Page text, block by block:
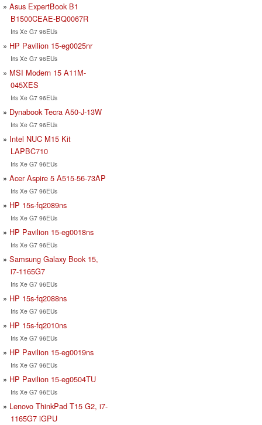
Asus ExpertBook B1
B1500CEAE-BQ0067R
Iris Xe G7 96EUs
HP Pavilion 15-eg0025nr
Iris Xe G7 96EUs
MSI Modern 15 A11M-
045XES
Iris Xe G7 96EUs
Dynabook Tecra A50-J-13W
Iris Xe G7 96EUs
Intel NUC M15 Kit
LAPBC710
Iris Xe G7 96EUs
Acer Aspire 5 A515-56-73AP
Iris Xe G7 96EUs
HP 15s-fq2089ns
Iris Xe G7 96EUs
HP Pavilion 15-eg0018ns
Iris Xe G7 96EUs
Samsung Galaxy Book 15,
i7-1165G7
Iris Xe G7 96EUs
HP 15s-fq2088ns
Iris Xe G7 96EUs
HP 15s-fq2010ns
Iris Xe G7 96EUs
HP Pavilion 15-eg0019ns
Iris Xe G7 96EUs
HP Pavilion 15-eg0504TU
Iris Xe G7 96EUs
Lenovo ThinkPad T15 G2, i7-
1165G7 iGPU